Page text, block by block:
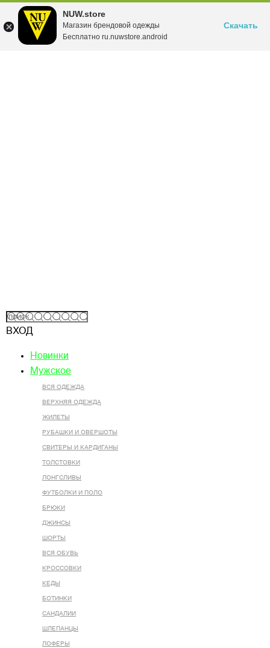
NUW.store
Магазин брендовой одежды
Бесплатно ru.nuwstore.android
Скачать
ВХОД
Новинки
Мужское
ВСЯ ОДЕЖДА
ВЕРХНЯЯ ОДЕЖДА
ЖИЛЕТЫ
РУБАШКИ И ОВЕРШОТЫ
СВИТЕРЫ И КАРДИГАНЫ
ТОЛСТОВКИ
ЛОНГСЛИВЫ
ФУТБОЛКИ И ПОЛО
БРЮКИ
ДЖИНСЫ
ШОРТЫ
ВСЯ ОБУВЬ
КРОССОВКИ
КЕДЫ
БОТИНКИ
САНДАЛИИ
ШЛЕПАНЦЫ
ЛОФЕРЫ